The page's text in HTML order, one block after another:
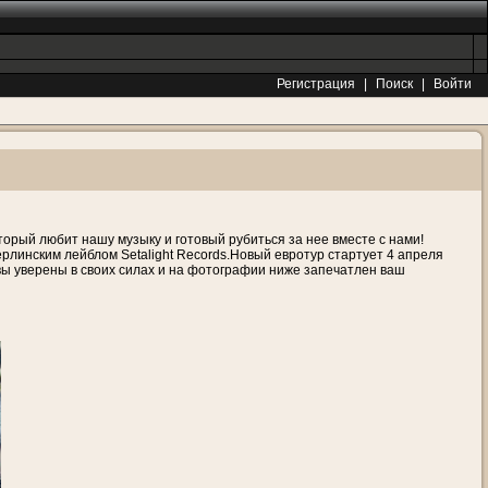
Регистрация Поиск
Войти
любит нашу музыку и готовый рубиться за нее вместе с нами!
лейблом Setalight Records.Новый евротур стартует 4 апреля
уверены в своих силах и на фотографии ниже запечатлен ваш